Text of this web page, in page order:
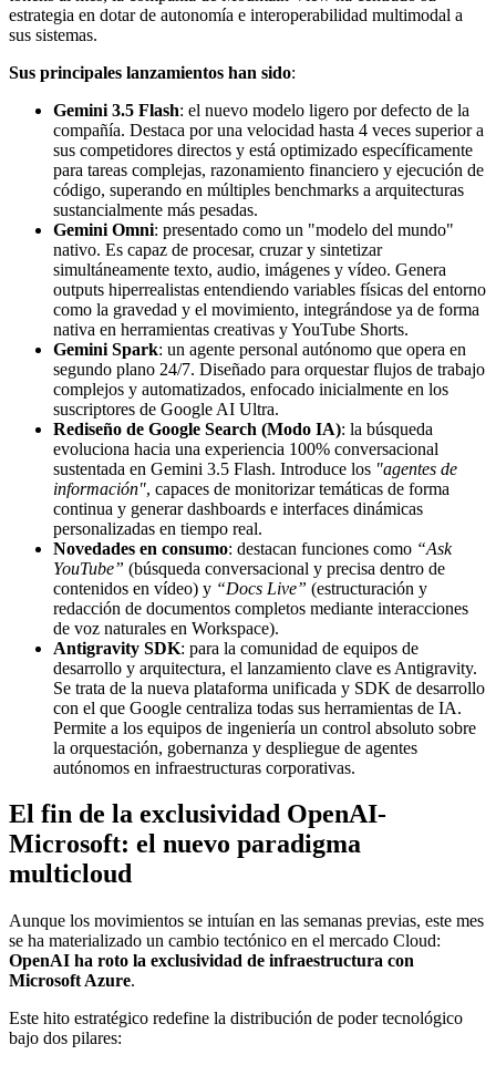
estrategia en dotar de autonomía e interoperabilidad multimodal a
sus sistemas.
Sus principales lanzamientos han sido:
Gemini 3.5 Flash: el nuevo modelo ligero por defecto de la
compañía. Destaca por una velocidad hasta 4 veces superior a
sus competidores directos y está optimizado específicamente
para tareas complejas, razonamiento financiero y ejecución de
código, superando en múltiples benchmarks a arquitecturas
sustancialmente más pesadas.
Gemini Omni: presentado como un "modelo del mundo"
nativo. Es capaz de procesar, cruzar y sintetizar
simultáneamente texto, audio, imágenes y vídeo. Genera
outputs hiperrealistas entendiendo variables físicas del entorno
como la gravedad y el movimiento, integrándose ya de forma
nativa en herramientas creativas y YouTube Shorts.
Gemini Spark: un agente personal autónomo que opera en
segundo plano 24/7. Diseñado para orquestar flujos de trabajo
complejos y automatizados, enfocado inicialmente en los
suscriptores de Google AI Ultra.
Rediseño de Google Search (Modo IA): la búsqueda
evoluciona hacia una experiencia 100% conversacional
sustentada en Gemini 3.5 Flash. Introduce los "agentes de
información", capaces de monitorizar temáticas de forma
continua y generar dashboards e interfaces dinámicas
personalizadas en tiempo real.
Novedades en consumo: destacan funciones como “Ask
YouTube” (búsqueda conversacional y precisa dentro de
contenidos en vídeo) y “Docs Live” (estructuración y
redacción de documentos completos mediante interacciones
de voz naturales en Workspace).
Antigravity SDK: para la comunidad de equipos de
desarrollo y arquitectura, el lanzamiento clave es Antigravity.
Se trata de la nueva plataforma unificada y SDK de desarrollo
con el que Google centraliza todas sus herramientas de IA.
Permite a los equipos de ingeniería un control absoluto sobre
la orquestación, gobernanza y despliegue de agentes
autónomos en infraestructuras corporativas.
El fin de la exclusividad OpenAI-
Microsoft: el nuevo paradigma
multicloud
Aunque los movimientos se intuían en las semanas previas, este mes
se ha materializado un cambio tectónico en el mercado Cloud:
OpenAI ha roto la exclusividad de infraestructura con
Microsoft Azure.
Este hito estratégico redefine la distribución de poder tecnológico
bajo dos pilares: